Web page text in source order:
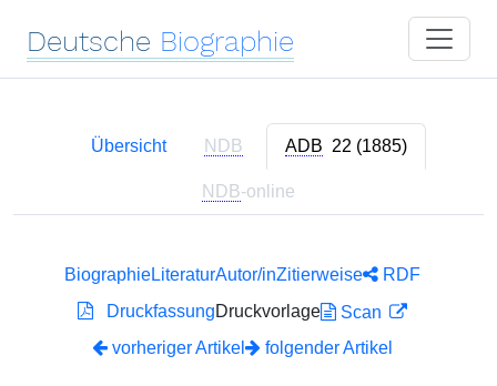
Deutsche Biographie
Übersicht NDB ADB 22 (1885)
NDB-online
BiographieLiteraturAutor/inZitierweise
RDF
DruckfassungDruckvorlage
Scan
vorheriger Artikel
folgender Artikel